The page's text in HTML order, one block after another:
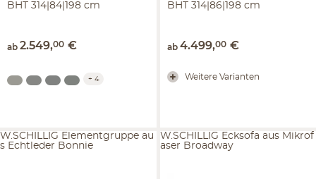
BHT 314|84|198 cm
ab 2.549,00 €
+ 4
BHT 314|86|198 cm
ab 4.499,00 €
Weitere Varianten
W.SCHILLIG Elementgruppe au
s Echtleder Bonnie
W.SCHILLIG Ecksofa aus Mikrof
aser Broadway